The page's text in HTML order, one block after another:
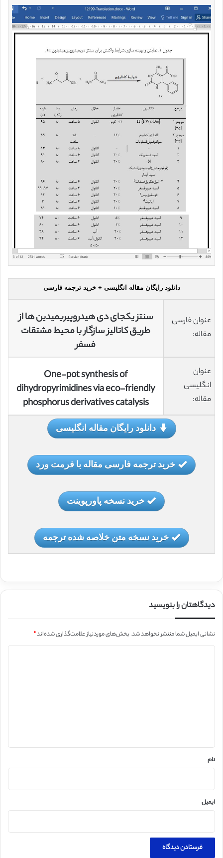
دانلود رایگان مقاله انگلیسی + خرید ترجمه فارسی
عنوان فارسی
مقاله:
سنتز یکجای دی هیدروپیریمیدین ها از
طریق کاتالیز سازگار با محیط مشتقات
فسفر
عنوان
انگلیسی
مقاله:
One-pot synthesis of
dihydropyrimidines via eco-friendly
phosphorus derivatives catalysis
دانلود رایگان مقاله انگلیسی
خرید ترجمه فارسی مقاله با فرمت ورد
خرید نسخه پاورپوینت
خرید نسخه متن خلاصه شده ترجمه
دیدگاهتان را بنویسید
نشانی ایمیل شما منتشر نخواهد شد.بخش‌های موردنیاز علامت‌گذاری شده‌اند*
نام
ایمیل